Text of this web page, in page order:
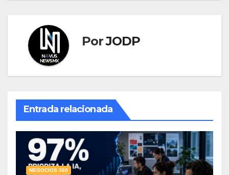
PorJODP
Entrada relacionada
NEGOCIOS 360